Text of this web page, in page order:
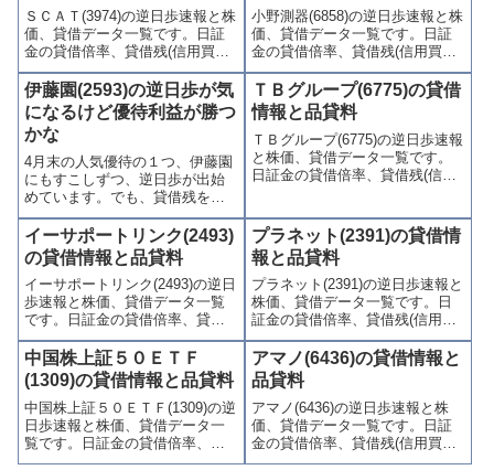
やすくまとめて掲載していま
す。
やすくまとめて掲載していま
す。
ＳＣＡＴ(3974)の逆日歩速報と株
価、貸借データ一覧です。日証
金の貸借倍率、貸借残(信用買
残、信用売残)、品貸料(逆日
歩)、東証の週末残高、規制(注意
喚起・申込停止)など、空売り関
連情報を集計し、図解でわかり
やすくまとめて掲載していま
す。
小野測器(6858)の逆日歩速報と株
価、貸借データ一覧です。日証
金の貸借倍率、貸借残(信用買
残、信用売残)、品貸料(逆日
歩)、東証の週末残高、規制(注意
喚起・申込停止)など、空売り関
連情報を集計し、図解でわかり
やすくまとめて掲載していま
す。
伊藤園(2593)の逆日歩が気
になるけど優待利益が勝つ
かな
4月末の人気優待の１つ、伊藤園
にもすこしずつ、逆日歩が出始
めています。でも、貸借残を確
認するかぎり、買残と売残は拮
抗状態。しかも大型株なので、
例年通り、クロス取引しても優
待利益がでるかな？穴場は、議
決権がない、もう一つの伊藤園
銘柄なんだよね...
ＴＢグループ(6775)の貸借
情報と品貸料
ＴＢグループ(6775)の逆日歩速報
と株価、貸借データ一覧です。
日証金の貸借倍率、貸借残(信用
喚起・申込停止)など、空売り関
連情報を集計し、図解でわかり
やすくまとめて掲載していま
す。
イーサポートリンク(2493)
の貸借情報と品貸料
イーサポートリンク(2493)の逆日
歩速報と株価、貸借データ一覧
です。日証金の貸借倍率、貸借
残(信用買残、信用売残)、品貸料
(逆日歩)、東証の週末残高、規制
(注意喚起・申込停止)など、空売
り関連情報を集計し、図解でわ
かりやすくまとめて掲載してい
ます。
プラネット(2391)の貸借情
報と品貸料
プラネット(2391)の逆日歩速報と
株価、貸借データ一覧です。日
証金の貸借倍率、貸借残(信用買
残、信用売残)、品貸料(逆日
歩)、東証の週末残高、規制(注意
喚起・申込停止)など、空売り関
連情報を集計し、図解でわかり
やすくまとめて掲載していま
す。
中国株上証５０ＥＴＦ
(1309)の貸借情報と品貸料
中国株上証５０ＥＴＦ(1309)の逆
日歩速報と株価、貸借データ一
覧です。日証金の貸借倍率、貸
借残(信用買残、信用売残)、品貸
アマノ(6436)の貸借情報と
品貸料
アマノ(6436)の逆日歩速報と株
価、貸借データ一覧です。日証
金の貸借倍率、貸借残(信用買
残、信用売残)、品貸料(逆日